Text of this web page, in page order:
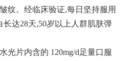
纹。经临床验证,每日坚持服用
长达28天,50岁以上人群肌肤弹
光片内含的 120mg/d足量口服